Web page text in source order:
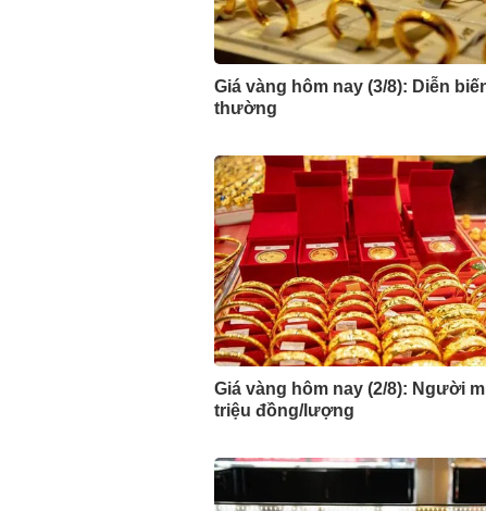
Giá vàng hôm nay (3/8): Diễn
thường
Giá vàng hôm nay (2/8): Người
triệu đồng/lượng